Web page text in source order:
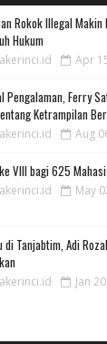
Rokok Illegal Makin
Hukum
Apr
Pengalaman, Ferry
Ketrampilan
Aug
VIII bagi 625
May
di Tanjabtim, Adi
Jan